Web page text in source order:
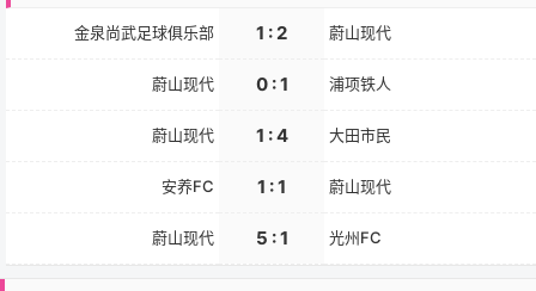
金泉尚武足球俱乐部 1 : 2 蔚山现代
蔚山现代 0 : 1 浦项铁人
蔚山现代 1 : 4 大田市民
安养FC 1 : 1 蔚山现代
蔚山现代 5 : 1 光州FC